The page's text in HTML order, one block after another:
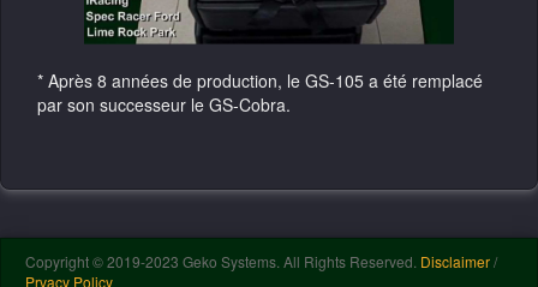
* Après 8 années de production, le GS-105 a été remplacé
par son successeur le GS-Cobra.
Copyright © 2019-2023 Geko Systems. All Rights Reserved. Disclaimer/
Prvacy Policy